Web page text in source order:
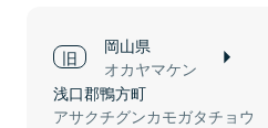
岡山県
オカヤマケン
浅口郡鴨方町
アサクチグンカモガタチョウ